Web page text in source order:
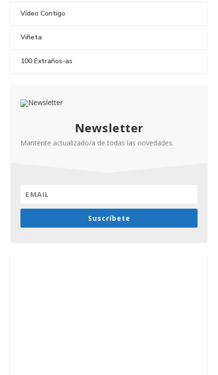
Vídeo Contigo
Viñeta
100 Extraños-as
Newsletter
Mantente actualizado/a de todas las novedades.
Suscríbete